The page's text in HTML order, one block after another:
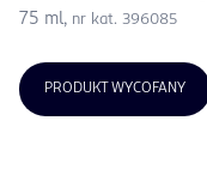
75 ml, nr kat. 396085
PRODUKT WYCOFANY